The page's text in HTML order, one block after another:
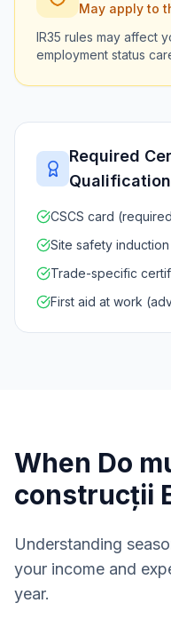
May apply to
IR35 rules may affect
employment status
Required
CSCS card
Site safety induction
Trade-specific
First aid at work
When Do
construcții
Understanding
your income and
year.